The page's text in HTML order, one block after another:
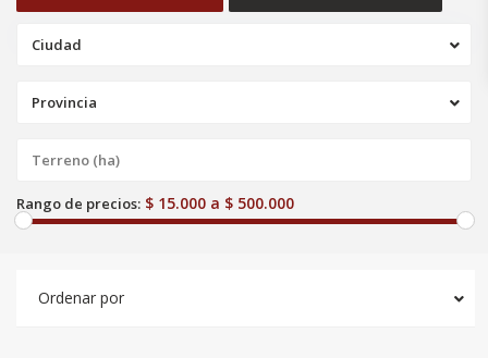
Ciudad
Provincia
Rango de precios: $ 15.000 a $ 500.000
Ordenar por